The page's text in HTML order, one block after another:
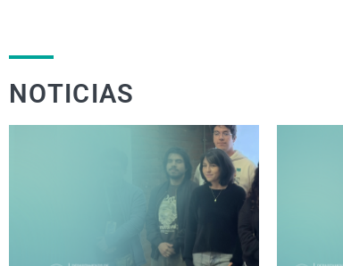
NOTICIAS